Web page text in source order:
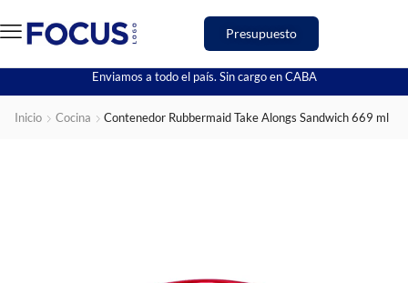
Presupuesto
Enviamos a todo el país. Sin cargo en CABA
Inicio Cocina Contenedor Rubbermaid Take Alongs Sandwich 669 ml